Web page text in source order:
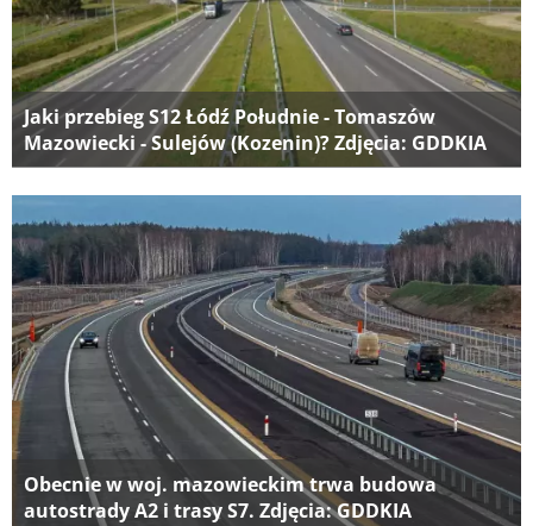
Jaki przebieg S12 Łódź Południe - Tomaszów
Mazowiecki - Sulejów (Kozenin)? Zdjęcia: GDDKIA
Obecnie w woj. mazowieckim trwa budowa
autostrady A2 i trasy S7. Zdjęcia: GDDKIA